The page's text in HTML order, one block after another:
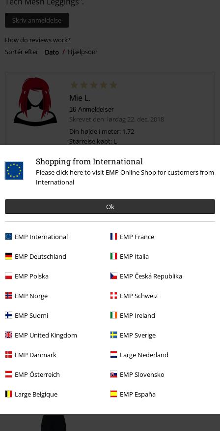
Shopping from International
Please click here to visit EMP Online Shop for customers from
International
Ok
EMP International EMP France
EMP Deutschland EMP Italia
EMP Polska EMP Česká Republika
EMP Norge EMP Schweiz
EMP Suomi EMP Ireland
EMP United Kingdom EMP Sverige
EMP Danmark Large Nederland
EMP Österreich EMP Slovensko
Large Belgique EMP España
Skriv anmeldelse
How do reviews work?
Sortér efter
Dato Hjælpsom
Mie L.
16 Anmeldelser
Skrevet den: lørdag 22. dec, 2018
Din højde i meter: 1.72
Størrelse købt: L
Meget flotte
Flotte og behagelige leggings med god pasform.
Kvalitet
Verificeret anmeldelse
Var denne anmeldelse til hjælp?
Kommentar
Senest besøgt